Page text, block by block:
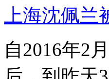
上海沈佩
自2016年2